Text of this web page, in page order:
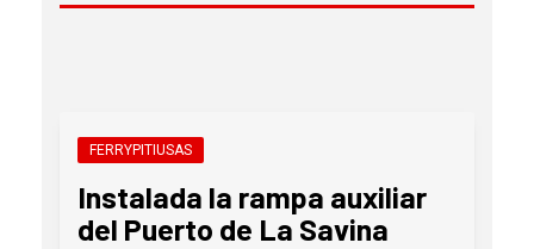
FERRYPITIUSAS
Instalada la rampa auxiliar
del Puerto de La Savina